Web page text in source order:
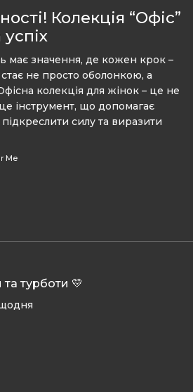
Колекція “Офіс”
має значення, де кожен крок –
не просто оболонкою, а
колекція для жінок – це не
інструмент, що допомагає
силу та виразити
Me
турботи 💛